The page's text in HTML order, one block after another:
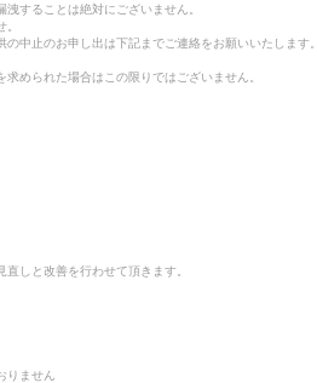
することは絶対にございません。
中止のお申し出は下記までご連絡をお願いいたします。
められた場合はこの限りではございません。
しと改善を行わせて頂きます。
りません